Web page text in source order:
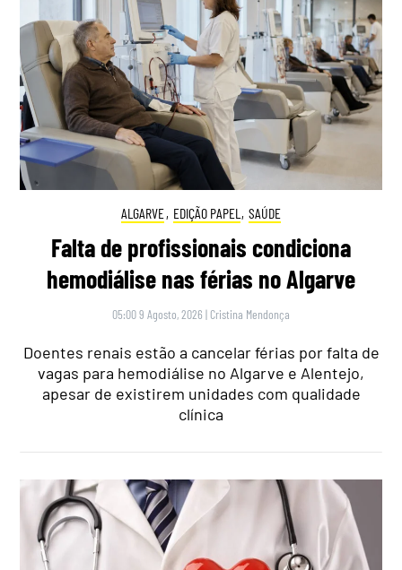
ALGARVE, EDIÇÃO PAPEL , SAÚDE
Falta de profissionais condiciona
hemodiálise nas férias no Algarve
05:00 9 Agosto, 2026 | Cristina Mendonça
Doentes renais estão a cancelar férias por falta de
vagas para hemodiálise no Algarve e Alentejo,
apesar de existirem unidades com qualidade
clínica